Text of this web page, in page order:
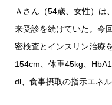
Ａさん（54歳、女性）は
来受診を続けていた。今
密検査とインスリン治療
154cm、体重45kg、
dl、食事摂取の指示エネ